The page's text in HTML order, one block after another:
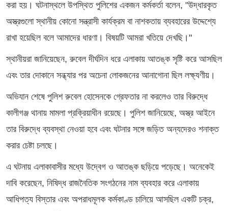
করা হয়। ঘটনাস্থলে উপস্থিত পুলিশের একজন কর্মকর্তা বলেন, "উদ্ধারকৃত
অস্ত্রগুলো স্থানীয় কোনো সন্ত্রাসী কার্যক্রম বা নাশকতায় ব্যবহারের উদ্দেশ্যে
রাখা হয়েছিল বলে আমাদের ধারণা। বিষয়টি আমরা খতিয়ে দেখছি।"
স্থানীয়রা জানিয়েছেন, রুবেল দীর্ঘদিন ধরে এলাকায় আতঙ্ক সৃষ্টি করে আসছিল
এবং তার দোকানে সন্ধ্যার পর অচেনা লোকজনের আনাগোনা ছিল লক্ষ্যণীয়।
অভিযান শেষে পুলিশ রুবেল হোসেনকে গ্রেফতার না করলেও তার বিরুদ্ধে
কালীগঞ্জ থানায় মামলা প্রক্রিয়াধীন রয়েছে। পুলিশ জানিয়েছে, অস্ত্র আইনে
তার বিরুদ্ধে ব্যবস্থা নেওয়া হবে এবং ঘটনার সঙ্গে জড়িত অন্যদেরও শনাক্ত
করার চেষ্টা চলছে।
এ ঘটনায় এলাকাবাসীর মধ্যে উদ্বেগ ও আতঙ্ক ছড়িয়ে পড়েছে। অনেকেই
দাবি করেছেন, নিষিদ্ধ রাজনৈতিক সংগঠনের নাম ব্যবহার করে এলাকায়
আধিপত্য বিস্তার এবং অপরাধমূলক কর্মকাণ্ড চালিয়ে আসছিল একটি চক্র,